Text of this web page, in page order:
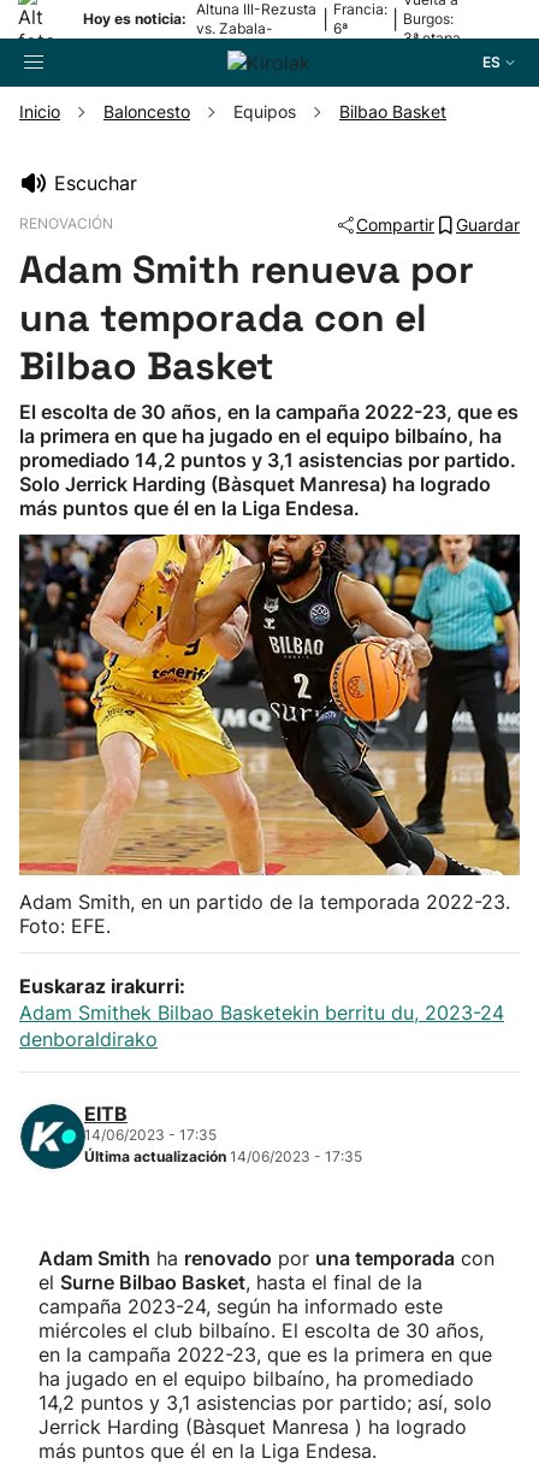
Hoy es noticia:
Altuna III-Rezusta
vs. Zabala-
Zabaleta
Francia:
6ª
Burgos:
3ª etapa
ES
Pelota
Remo
Baloncesto
Ciclismo
Herri-kirolak
Balonmano
Kirolak 360
Atletismo
Carreras de montaña
Más deportes
"Helmuga"
Inicio Baloncesto Equipos Bilbao Basket
Escuchar
RENOVACIÓN Compartir Guardar
Adam Smith renueva por
una temporada con el
Bilbao Basket
El escolta de 30 años, en la campaña 2022-23, que es
la primera en que ha jugado en el equipo bilbaíno, ha
promediado 14,2 puntos y 3,1 asistencias por partido.
Solo Jerrick Harding (Bàsquet Manresa) ha logrado
más puntos que él en la Liga Endesa.
Adam Smith, en un partido de la temporada 2022-23.
Foto: EFE.
Euskaraz irakurri:
Adam Smithek Bilbao Basketekin berritu du, 2023-24
denboraldirako
EITB
14/06/2023 - 17:35
Última actualización 14/06/2023 - 17:35
Adam Smith ha renovado por una temporada con
el Surne Bilbao Basket, hasta el final de la
campaña 2023-24, según ha informado este
miércoles el club bilbaíno. El escolta de 30 años,
en la campaña 2022-23, que es la primera en que
ha jugado en el equipo bilbaíno, ha promediado
14,2 puntos y 3,1 asistencias por partido; así, solo
Jerrick Harding (Bàsquet Manresa ) ha logrado
más puntos que él en la Liga Endesa.